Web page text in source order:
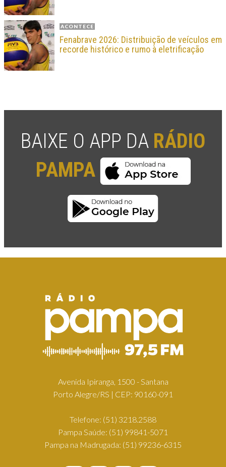
ACONTECE
Fenabrave 2026: Distribuição de veículos em
recorde histórico e rumo à eletrificação
BAIXE O APP DA RÁDIO
PAMPA
Avenida Ipiranga, 1500 - Santana
Porto Alegre/RS | CEP: 90160-091
Telefone: (51) 3218.2588
Pampa Saúde: (51) 99841-5071
Pampa na Madrugada: (51) 99236-6315